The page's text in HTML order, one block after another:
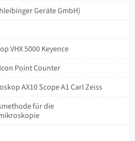
Geräte GmbH)
VHX 5000 Keyence
Point Counter
AX10 Scope A1 Carl Zeiss
für die